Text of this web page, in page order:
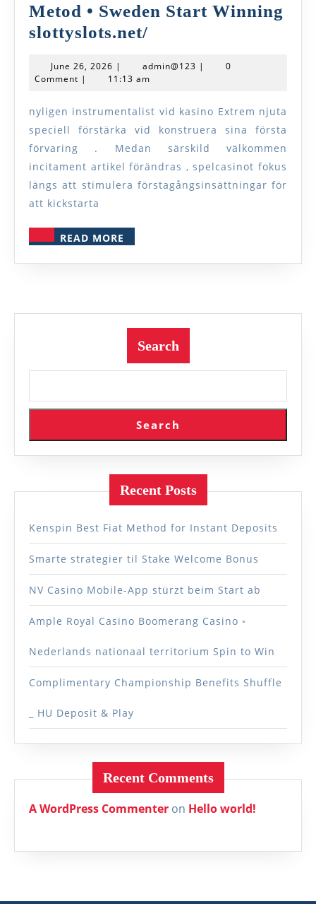
Metod • Sweden Start Winning
slottyslots.net/
Nordirland
Genomgång
Betyg
Metod
•
slottyslots.net/
June 26, 2026 June
26,
| admin@123 admin@123
|
0
Comment | 11:13 am
nyligen instrumentalist vid kasino Extrem njuta
speciell förstärka vid konstruera sina första
förvaring . Medan särskild välkommen
incitament artikel förändras , spelcasinot fokus
längs att stimulera förstagångsinsättningar för
att kickstarta
READ MORE
MORE
Search
Search
Recent Posts
Kenspin Best Fiat Method for Instant Deposits
Smarte strategier til Stake Welcome Bonus
NV Casino Mobile-App stürzt beim Start ab
Ample Royal Casino Boomerang Casino ◦
Nederlands nationaal territorium Spin to Win
Complimentary Championship Benefits Shuffle
_ HU Deposit & Play
Recent Comments
A WordPress Commenter on Hello world!